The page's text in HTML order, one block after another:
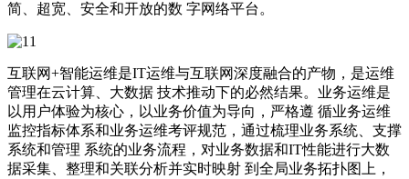
简、超宽、安全和开放的数 字网络平台。
互联网+智能运维是IT运维与互联网深度融合的产物，是运维
管理在云计算、大数据 技术推动下的必然结果。业务运维是
以用户体验为核心，以业务价值为导向，严格遵 循业务运维
监控指标体系和业务运维考评规范，通过梳理业务系统、支撑
系统和管理 系统的业务流程，对业务数据和IT性能进行大数
据采集、整理和关联分析并实时映射 到全局业务拓扑图上，